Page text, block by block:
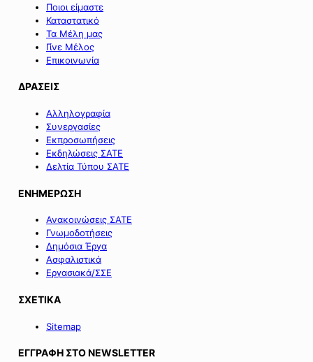
Ποιοι είμαστε
Καταστατικό
Τα Μέλη μας
Γίνε Μέλος
Επικοινωνία
ΔΡΑΣΕΙΣ
Αλληλογραφία
Συνεργασίες
Εκπροσωπήσεις
Εκδηλώσεις ΣΑΤΕ
Δελτία Τύπου ΣΑΤΕ
ΕΝΗΜΕΡΩΣΗ
Ανακοινώσεις ΣΑΤΕ
Γνωμοδοτήσεις
Δημόσια Έργα
Ασφαλιστικά
Εργασιακά/ΣΣΕ
ΣΧΕΤΙΚΑ
Sitemap
ΕΓΓΡΑΦΗ ΣΤΟ NEWSLETTER